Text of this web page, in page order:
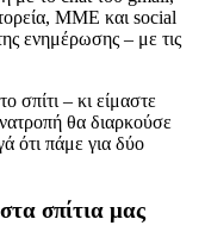
ΜΜΕ και social
ενημέρωσης – με τις
σπίτι – κι είμαστε
θα διαρκούσε
ότι πάμε για δύο
σπίτια μας